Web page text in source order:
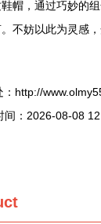
帽，通过巧妙的
不妨以此为灵感
：http://
间：2026-08-08